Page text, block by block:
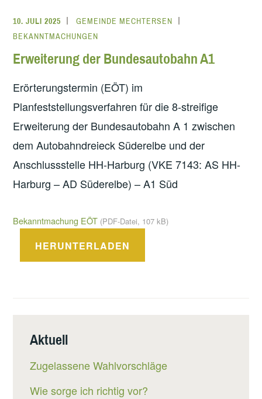
10. JULI 2025
GEMEINDE MECHTERSEN
BEKANNTMACHUNGEN
Erweiterung der Bundesautobahn A1
Erörterungstermin (EÖT) im
Planfeststellungsverfahren für die 8-streifige
Erweiterung der Bundesautobahn A 1 zwischen
dem Autobahndreieck Süderelbe und der
Anschlussstelle HH-Harburg (VKE 7143: AS HH-
Harburg – AD Süderelbe) – A1 Süd
Bekanntmachung EÖT (PDF-Datei, 107 kB)
HERUNTERLADEN
Aktuell
Zugelassene Wahlvorschläge
Wie sorge ich richtig vor?